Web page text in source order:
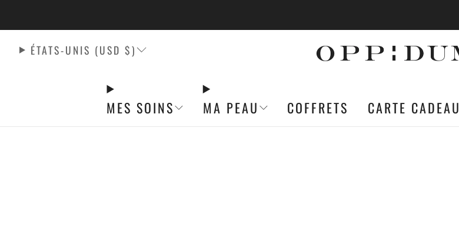
MES SOINS MA PEAU COFFRETS CARTE CADEAU
ÉTATS-UNIS (USD $)